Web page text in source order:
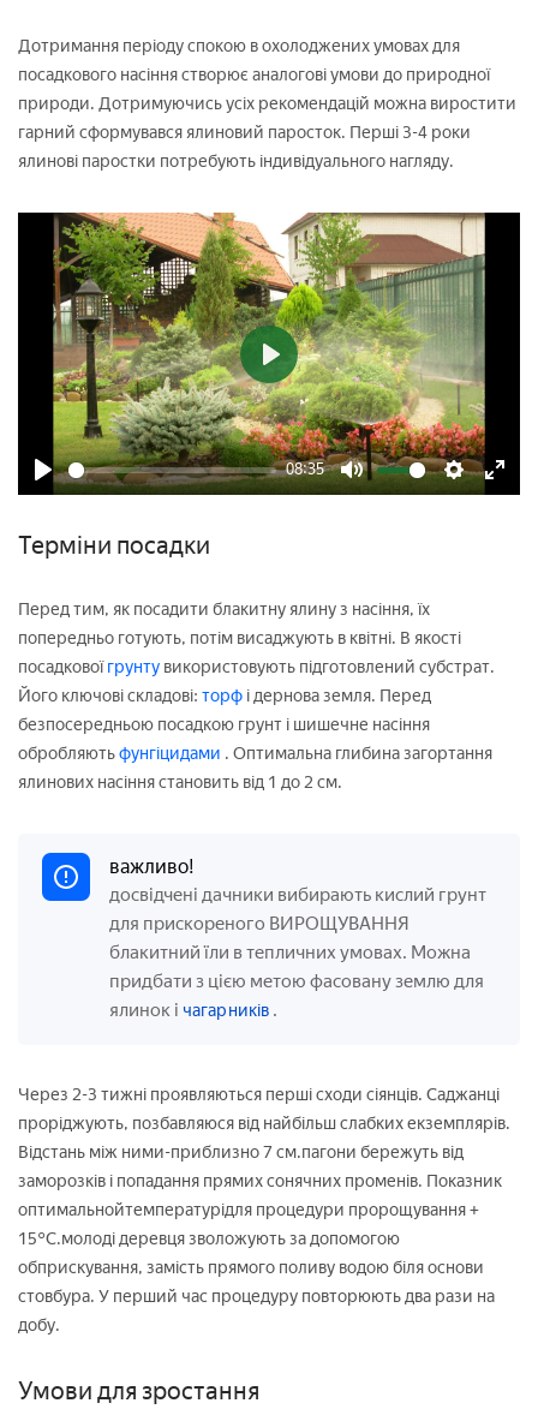
Дотримання періоду спокою в охолоджених умовах для
посадкового насіння створює аналогові умови до природної
природи. Дотримуючись усіх рекомендацій можна виростити
гарний сформувався ялиновий паросток. Перші 3-4 роки
ялинові паростки потребують індивідуального нагляду.
Play
08:35
Mute Settings
Enter
Play
Терміни посадки
Перед тим, як посадити блакитну ялину з насіння, їх
попередньо готують, потім висаджують в квітні. В якості
посадковоїгрунту використовують підготовлений субстрат.
Його ключові складові: торф і дернова земля. Перед
безпосередньою посадкою грунт і шишечне насіння
обробляютьфунгіцидами . Оптимальна глибина загортання
ялинових насіння становить від 1 до 2 см.
важливо!
досвідчені дачники вибирають кислий грунт
для прискореного ВИРОЩУВАННЯ
блакитний їли в тепличних умовах. Можна
придбати з цією метою фасовану землю для
ялинок і чагарників .
Через 2-3 тижні проявляються перші сходи сіянців. Саджанці
проріджують, позбавляюся від найбільш слабких екземплярів.
Відстань між ними-приблизно 7 см.пагони бережуть від
заморозків і попадання прямих сонячних променів. Показник
оптимальнойтемпературідля процедури пророщування +
15°С.молоді деревця зволожують за допомогою
обприскування, замість прямого поливу водою біля основи
стовбура. У перший час процедуру повторюють два рази на
добу.
Умови для зростання